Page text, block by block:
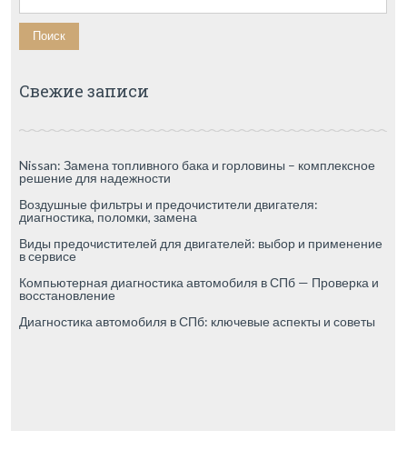
Свежие записи
Nissan: Замена топливного бака и горловины – комплексное
решение для надежности
Воздушные фильтры и предочистители двигателя:
диагностика, поломки, замена
Виды предочистителей для двигателей: выбор и применение
в сервисе
Компьютерная диагностика автомобиля в СПб — Проверка и
восстановление
Диагностика автомобиля в СПб: ключевые аспекты и советы